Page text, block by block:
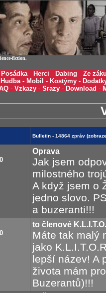
fiction.
Posádka- Herci - Dabing - Ze
Hudba- Mobil - Kostýmy -
- Vzkazy - Srazy - Download -
Bulletin - 14864 zpráv
Oprava
Jak jsem
milostného
A když jsem o
jedno slovo.
a buzeranti!!!
to členové
Máte tak malý
jako
lepší název! A
života mám
Buzerantů)!!!